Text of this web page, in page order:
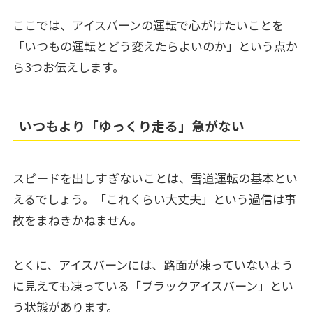
ここでは、アイスバーンの運転で心がけたいことを
「いつもの運転とどう変えたらよいのか」という点か
ら3つお伝えします。
いつもより「ゆっくり走る」急がない
スピードを出しすぎないことは、雪道運転の基本とい
えるでしょう。「これくらい大丈夫」という過信は事
故をまねきかねません。
とくに、アイスバーンには、路面が凍っていないよう
に見えても凍っている「ブラックアイスバーン」とい
う状態があります。